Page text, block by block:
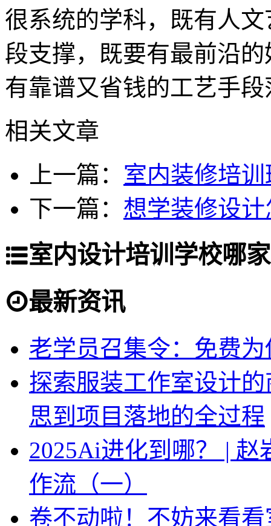
很系统的学科，既有人
段支撑，既要有最前沿
有靠谱又省钱的工艺手段
相关文章
上一篇： 室内装修培
下一篇： 想学装修设
室内设计培训学校哪
最新资讯
老学员召集令：免费
探索服装工作室设计
思到项目落地的全过程
2025Ai进化到哪？ |
作流（一）
卷不动啦！不妨来看